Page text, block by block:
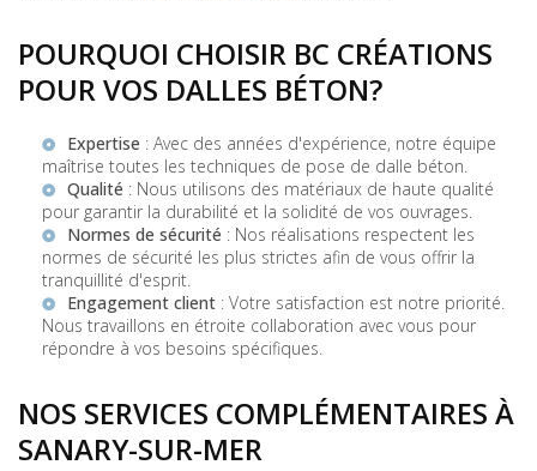
POURQUOI CHOISIR BC CRÉATIONS
POUR VOS DALLES BÉTON?
Expertise : Avec des années d'expérience, notre équipe
maîtrise toutes les techniques de pose de dalle béton.
Qualité : Nous utilisons des matériaux de haute qualité
pour garantir la durabilité et la solidité de vos ouvrages.
Normes de sécurité : Nos réalisations respectent les
normes de sécurité les plus strictes afin de vous offrir la
tranquillité d'esprit.
Engagement client : Votre satisfaction est notre priorité.
Nous travaillons en étroite collaboration avec vous pour
répondre à vos besoins spécifiques.
NOS SERVICES COMPLÉMENTAIRES À
SANARY-SUR-MER